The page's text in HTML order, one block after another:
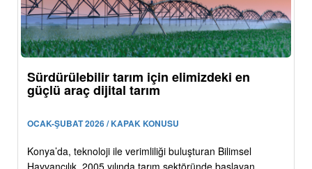
Sürdürülebilir tarım için elimizdeki en
güçlü araç dijital tarım
OCAK-ŞUBAT 2026 / KAPAK KONUSU
Konya’da, teknoloji ile verimliliği buluşturan Bilimsel
Hayvancılık, 2005 yılında tarım sektöründe başlayan